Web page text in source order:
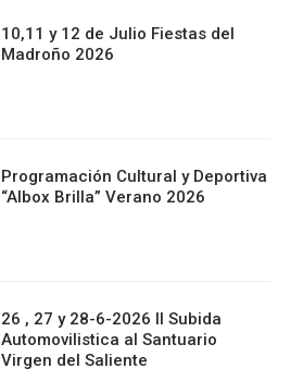
10,11 y 12 de Julio Fiestas del
Madroño 2026
Programación Cultural y Deportiva
“Albox Brilla” Verano 2026
26 , 27 y 28-6-2026 II Subida
Automovilistica al Santuario
Virgen del Saliente